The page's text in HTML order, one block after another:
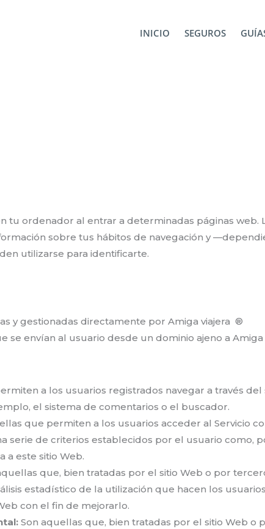
INICIO SEGUROS
tu ordenador al entrar a determinadas páginas web.
sobre tus hábitos de navegación y
utilizarse para identificarte.
y gestionadas directamente por Amiga viajera ®
se envían al usuario desde un dominio ajeno a
a los usuarios registrados navegar a través
el sistema de comentarios o el buscador.
que permiten a los usuarios acceder al Servicio
serie de criterios establecidos por el usuario como,
a este sitio Web.
que, bien tratadas por el sitio Web o por
estadístico de la utilización que hacen los
con el fin de mejorarlo.
Son aquellas que, bien tratadas por el sitio Web o